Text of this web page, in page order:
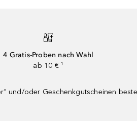
4 Gratis-Proben nach Wahl
ab 10 € ¹
und/oder Geschenkgutscheinen